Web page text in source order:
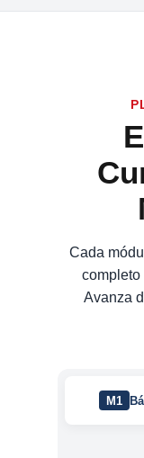
Cada
completo
Avanza
M1